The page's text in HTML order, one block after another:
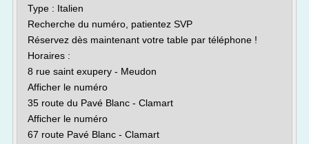
Type : Italien
Recherche du numéro, patientez SVP
Réservez dès maintenant votre table par téléphone !
Horaires :
8 rue saint exupery - Meudon
Afficher le numéro
35 route du Pavé Blanc - Clamart
Afficher le numéro
67 route Pavé Blanc - Clamart